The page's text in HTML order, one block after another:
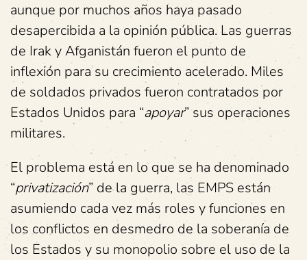
aunque por muchos años haya pasado
desapercibida a la opinión pública. Las guerras
de Irak y Afganistán fueron el punto de
inflexión para su crecimiento acelerado. Miles
de soldados privados fueron contratados por
Estados Unidos para “apoyar” sus operaciones
militares.
El problema está en lo que se ha denominado
“privatización” de la guerra, las EMPS están
asumiendo cada vez más roles y funciones en
los conflictos en desmedro de la soberanía de
los Estados y su monopolio sobre el uso de la